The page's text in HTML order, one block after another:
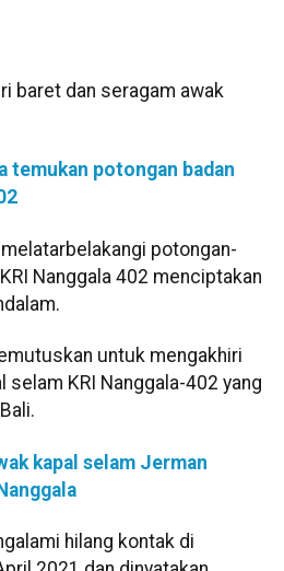
baret dan seragam awak
temukan potongan badan
potongan-
Nanggala 402 menciptakan
untuk mengakhiri
KRI Nanggala-402 yang
kapal selam Jerman
hilang kontak di